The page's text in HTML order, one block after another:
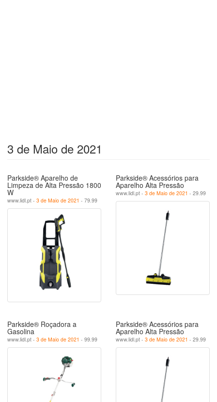
3 de Maio de 2021
Parkside® Aparelho de
Limpeza de Alta Pressão 1800
W
www.lidl.pt - 3 de Maio de 2021 - 79.99
Parkside® Acessórios para
Aparelho Alta Pressão
www.lidl.pt - 3 de Maio de 2021 - 29.99
Parkside® Roçadora a
Gasolina
www.lidl.pt - 3 de Maio de 2021 - 99.99
Parkside® Acessórios para
Aparelho Alta Pressão
www.lidl.pt - 3 de Maio de 2021 - 29.99